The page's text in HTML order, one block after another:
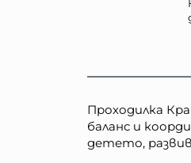
Проходилка
баланс и
детето,